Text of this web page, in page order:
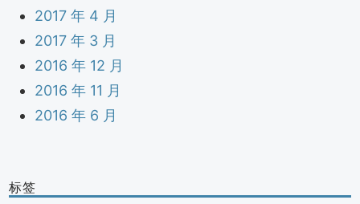
2017 年 4 月
2017 年 3 月
2016 年 12 月
2016 年 11 月
2016 年 6 月
标签